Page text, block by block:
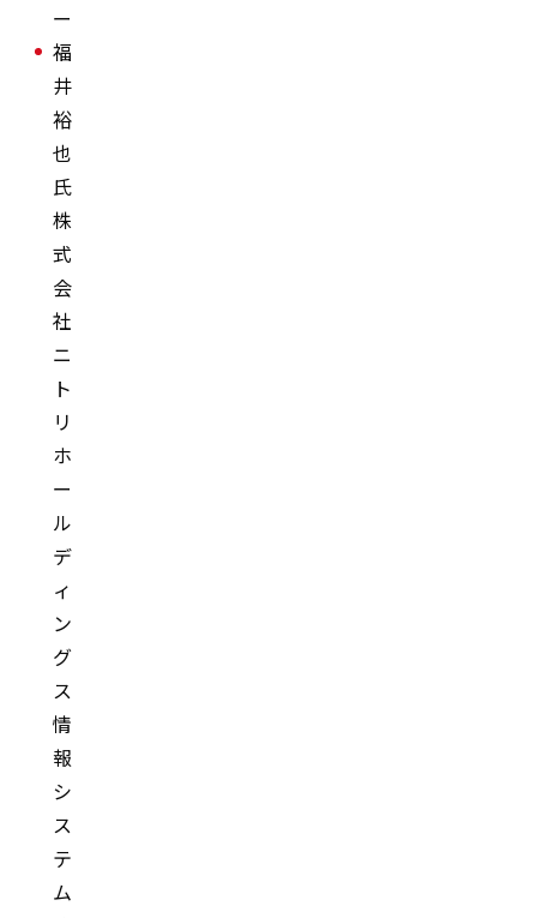
ー
福
井
裕
也
氏
株
式
会
社
ニ
ト
リ
ホ
ー
ル
デ
ィ
ン
グ
ス
情
報
シ
ス
テ
ム